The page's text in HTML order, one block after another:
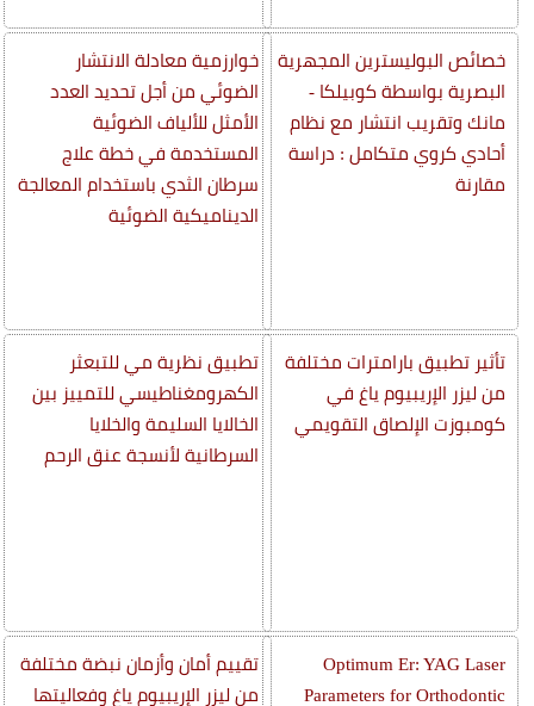
خصائص البوليسترين المجهرية
البصرية بواسطة كوبيلكا -
مانك وتقريب انتشار مع نظام
أحادي كروي متكامل : دراسة
مقارنة
تأثير تطبيق بارامترات مختلفة
من ليزر الإريبيوم ياغ في
كومبوزت الإلصاق التقويمي
Optimum Er: YAG Laser
Parameters for Orthodontic
خوارزمية معادلة الانتشار
الضوئي من أجل تحديد العدد
الأمثل للألياف الضوئية
المستخدمة في خطة علاج
سرطان الثدي باستخدام المعالجة
الديناميكية الضوئية
تطبيق نظرية مي للتبعثر
الكهرومغناطيسي للتمييز بين
الخالايا السليمة والخلايا
السرطانية لأنسجة عنق الرحم
تقييم أمان وأزمان نبضة مختلفة
من ليزر الإريبيوم ياغ وفعاليتها